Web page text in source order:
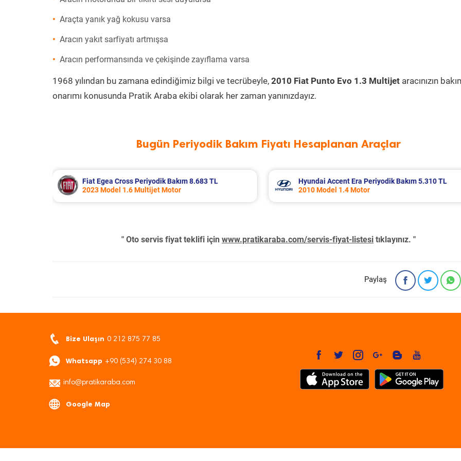
Araçta yanık yağ kokusu varsa
Aracın yakıt sarfiyatı artmışsa
Aracın performansında ve çekişinde zayıflama varsa
1968 yılından bu zamana edindiğimiz bilgi ve tecrübeyle, 2010 Fiat Punto Evo 1.3 Multijet aracınızın
onarımı konusunda Pratik Araba ekibi olarak her zaman yanınızdayız.
Bugün Periyodik Bakım Fiyatı Hesaplanan Araçlar
Hyundai Accent Era Periyodik Bakım 5.310 TL
2010 Model 1.4 Motor
Nissan Micra Periyodik Bakım
2019 Model 1.2 Motor
" Oto servis fiyat teklifi için www.pratikaraba.com/servis-fiyat-listesi tıklayınız. "
Paylaş
Bize Ulaşın 0 212 875 77 85
Whatsapp +90 (534) 274 30 88
info@pratikaraba.com
Google Map